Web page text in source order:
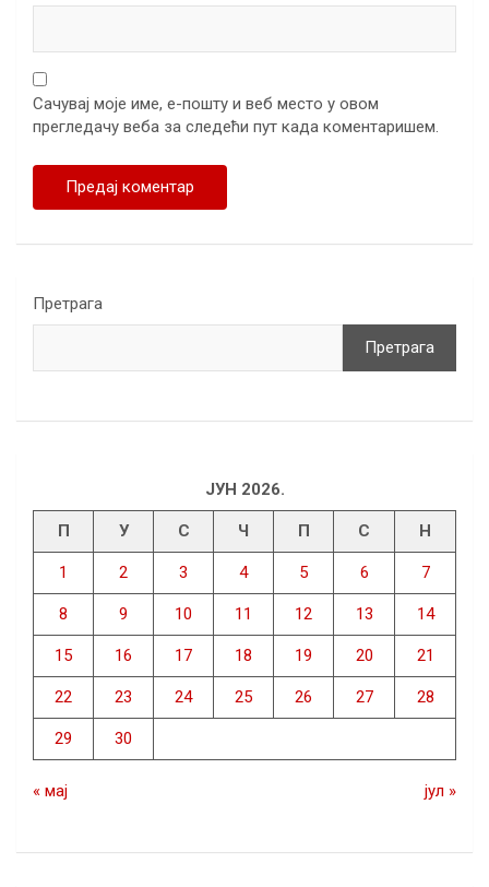
Сачувај моје име, е-пошту и веб место у овом
прегледачу веба за следећи пут када коментаришем.
Претрага
Претрага
ЈУН 2026.
П У С Ч П С Н
1 2 3 4 5 6 7
8 9 10 11 12 13 14
15 16 17 18 19 20 21
22 23 24 25 26 27 28
29 30
« мај јул »